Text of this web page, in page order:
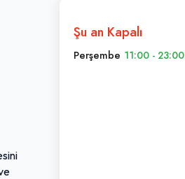
Şu an Kapalı
Perşembe 11:00 - 23:00